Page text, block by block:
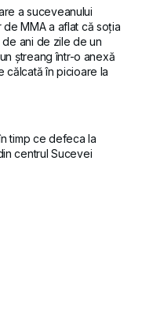
a suceveanului
de MMA a aflat că soția
de ani de zile de un
ștreang într-o anexă
călcată în picioare la
timp ce defeca la
centrul Sucevei